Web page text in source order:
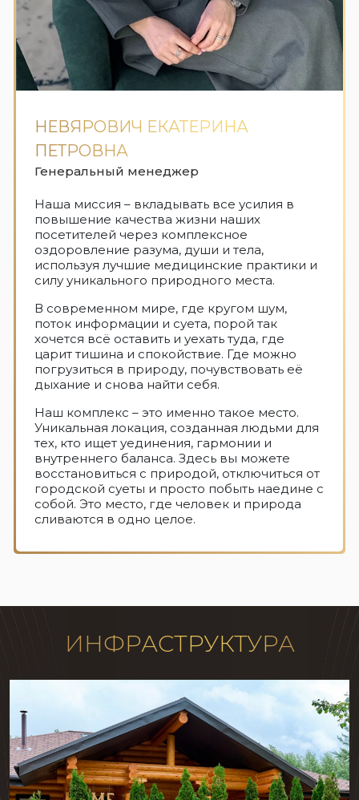
НЕВЯРОВИЧ ЕКАТЕРИНА
ПЕТРОВНА
Генеральный менеджер
Наша миссия – вкладывать все усилия в
повышение качества жизни наших
посетителей через комплексное
оздоровление разума, души и тела,
используя лучшие медицинские практики и
силу уникального природного места.
В современном мире, где кругом шум,
поток информации и суета, порой так
хочется всё оставить и уехать туда, где
царит тишина и спокойствие. Где можно
погрузиться в природу, почувствовать её
дыхание и снова найти себя.
Наш комплекс – это именно такое место.
Уникальная локация, созданная людьми для
тех, кто ищет уединения, гармонии и
внутреннего баланса. Здесь вы можете
восстановиться с природой, отключиться от
городской суеты и просто побыть наедине с
собой. Это место, где человек и природа
сливаются в одно целое.
ИНФРАСТРУКТУРА